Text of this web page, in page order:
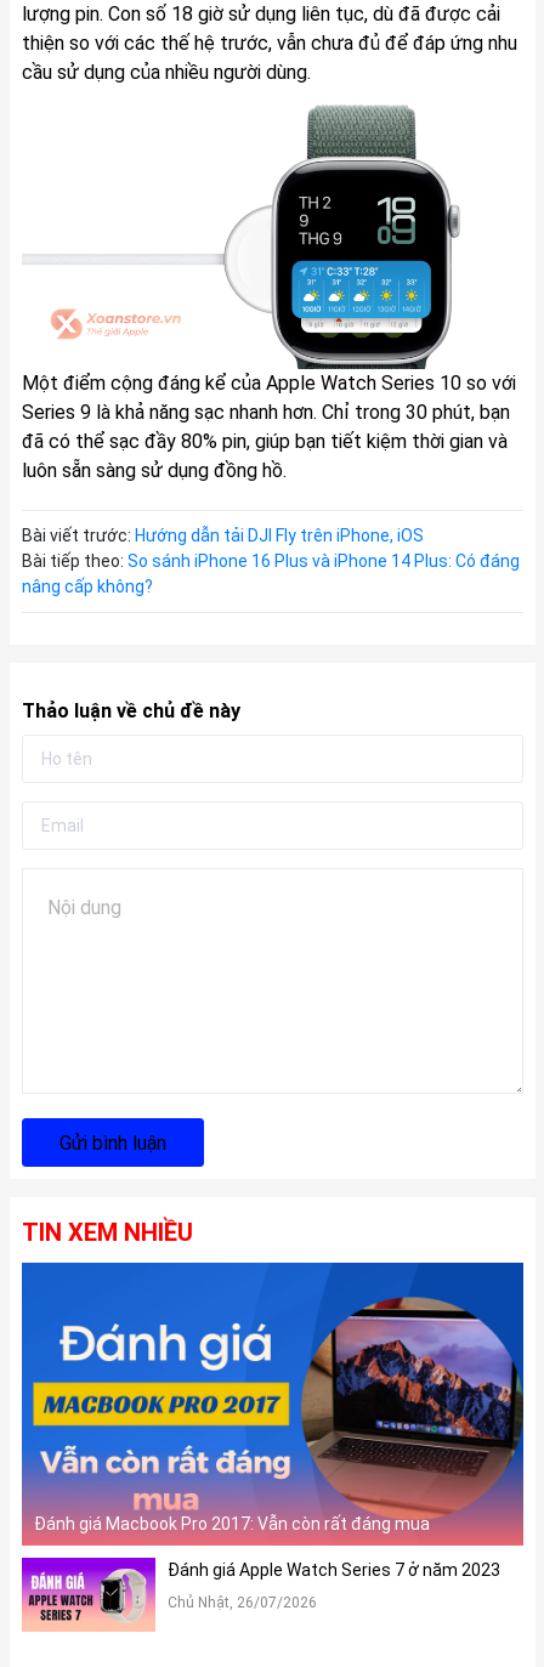
lượng pin. Con số 18 giờ sử dụng liên tục, dù đã được cải
thiện so với các thế hệ trước, vẫn chưa đủ để đáp ứng nhu
cầu sử dụng của nhiều người dùng.
Một điểm cộng đáng kể của Apple Watch Series 10 so với
Series 9 là khả năng sạc nhanh hơn. Chỉ trong 30 phút, bạn
đã có thể sạc đầy 80% pin, giúp bạn tiết kiệm thời gian và
luôn sẵn sàng sử dụng đồng hồ.
Bài viết trước: Hướng dẫn tải DJI Fly trên iPhone, iOS
Bài tiếp theo: So sánh iPhone 16 Plus và iPhone 14 Plus: Có đáng
nâng cấp không?
Thảo luận về chủ đề này
Gửi bình luận
TIN XEM NHIỀU
Đánh giá Macbook Pro 2017: Vẫn còn rất đáng mua
Đánh giá Apple Watch Series 7 ở năm 2023
Chủ Nhật, 26/07/2026